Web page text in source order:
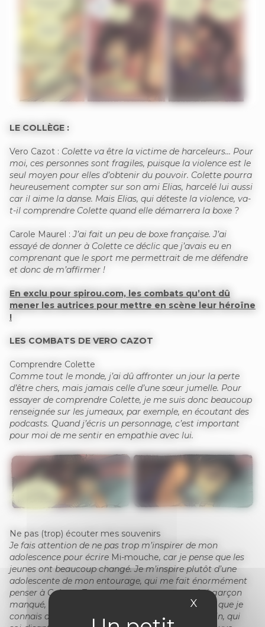
X Masquer le
LE COLLÈGE :
Vero Cazot : Colette va être la victime de harceleurs… Pour
moi, ces personnes sont fragiles, puisque la violence est le
seul moyen pour elles d’obtenir du pouvoir. Colette pourra
heureusement compter sur son ami Elias, harcelé lui aussi
car il aime la danse. Mais Elias, qui déteste la violence, va-
t-il comprendre Colette quand elle démarrera la boxe ?
Carole Maurel :J’ai fait un peu de boxe française. J’ai
essayé de donner à Colette ce déclic que j’avais eu en
comprenant que le sport me permettrait de me défendre
et donc de m’affirmer !
En exclu pour spirou.com, les combats qu’ont dû
mener les autrices pour mettre en scène leur héroïne
!
LES COMBATS DE VERO CAZOT
Comprendre Colette
Comme tout le monde, j’ai dû affronter un jour la perte
d’être chers, mais jamais celle d’une sœur jumelle. Pour
essayer de comprendre Colette, je me suis donc beaucoup
renseignée sur les jumeaux, par exemple, en écoutant des
podcasts. Quand j’écris un personnage, c’est important
pour moi de me sentir en empathie avec lui.
Ne pas (trop) écouter mes souvenirs
Je fais attention de ne pas trop m’inspirer de mon
adolescence pour écrire Mi-mouche, car je pense que les
jeunes ont beaucoup changé. Je m’inspire plutôt d’une
adolescente de mon entourage, qui me fait énormément
penser à Colette. Toutes deux partagent un côté garçon
manqué, comme on disait avant. Et l’adolescente que je
connais déteste qu’on la réduise à son côté féminin, qui